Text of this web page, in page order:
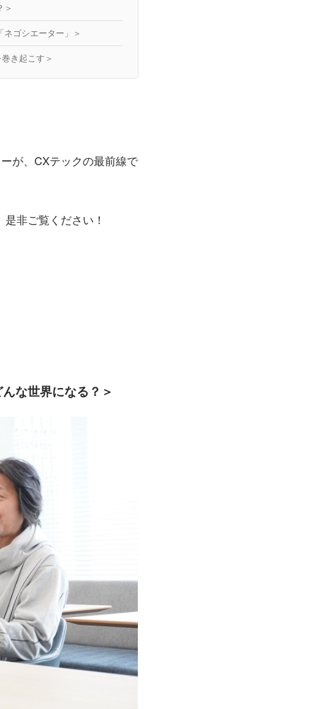
＞
ゴシエーター」＞
き起こす＞
が、CXテックの最前線で
非ご覧ください！
な世界になる？＞